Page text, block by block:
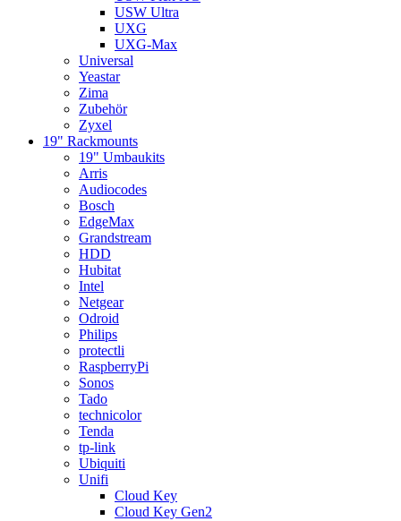
USW Ultra
UXG
UXG-Max
Universal
Yeastar
Zima
Zubehör
Zyxel
19" Rackmounts
19" Umbaukits
Arris
Audiocodes
Bosch
EdgeMax
Grandstream
HDD
Hubitat
Intel
Netgear
Odroid
Philips
protectli
RaspberryPi
Sonos
Tado
technicolor
Tenda
tp-link
Ubiquiti
Unifi
Cloud Key
Cloud Key Gen2